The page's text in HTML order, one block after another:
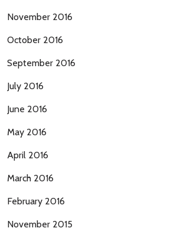
November 2016
October 2016
September 2016
July 2016
June 2016
May 2016
April 2016
March 2016
February 2016
November 2015